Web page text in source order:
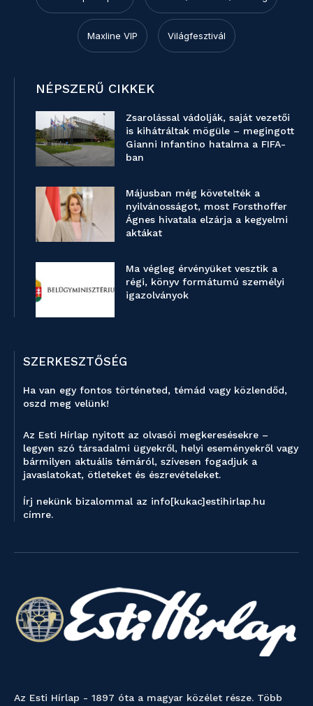
Maxline VIP Világfesztivál
NÉPSZERŰ CIKKEK
Zsarolással vádolják, saját vezetői
is kihátráltak mögüle – megingott
Gianni Infantino hatalma a FIFA-
ban
Májusban még követelték a
nyilvánosságot, most Forsthoffer
Ágnes hivatala elzárja a kegyelmi
aktákat
Ma végleg érvényüket vesztik a
régi, könyv formátumú személyi
igazolványok
SZERKESZTŐSÉG
Ha van egy fontos történeted, témád vagy közlendőd,
oszd meg velünk!
Az Esti Hírlap nyitott az olvasói megkeresésekre –
legyen szó társadalmi ügyekről, helyi eseményekről vagy
bármilyen aktuális témáról, szívesen fogadjuk a
javaslatokat, ötleteket és észrevételeket.
Írj nekünk bizalommal az info[kukac]estihirlap.hu
címre.
Az Esti Hírlap - 1897 óta a magyar közélet része. Több